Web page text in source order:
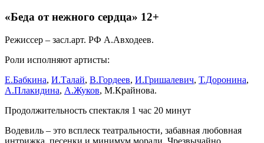
«Беда от нежного сердца» 12+
Режиссер – засл.арт. РФ А.Авходеев.
Роли исполняют артисты:
Е.Бабкина, И.Талай, В.Гордеев, И.Гришалевич, Т.Доронина,
А.Плакидина, А.Жуков, М.Крайнова.
Продолжительность спектакля 1 час 20 минут
Водевиль – это всплеск театральности, забавная любовная
интрижка, песенки и минимум морали. Чрезвычайно